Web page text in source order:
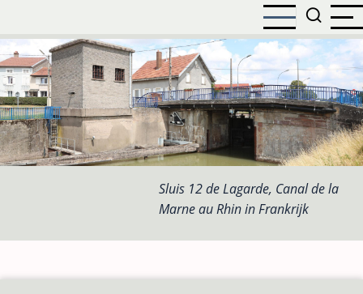
naar
de
inhoud
gaan
Sluis 12 de Lagarde, Canal de la
Marne au Rhin in Frankrijk